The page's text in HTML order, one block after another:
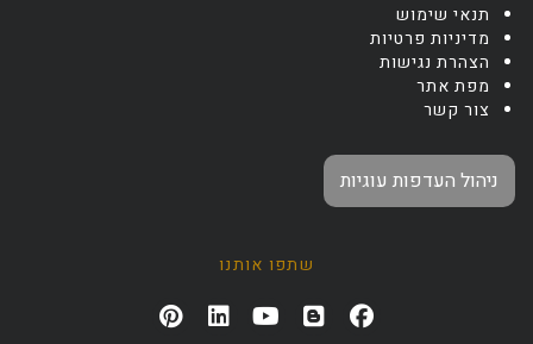
תנאי שימוש
מדיניות פרטיות
הצהרת נגישות
מפת אתר
צור קשר
ניהול העדפות עוגיות
שתפו אותנו